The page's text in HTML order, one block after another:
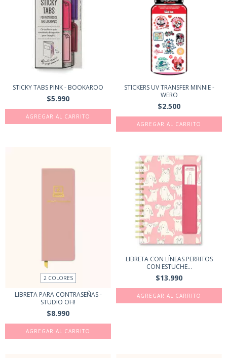
STICKY TABS PINK - BOOKAROO
$5.990
STICKERS UV TRANSFER MINNIE -
WERO
$2.500
2 COLORES
LIBRETA PARA CONTRASEÑAS -
STUDIO OH!
$8.990
AGREGAR AL CARRITO
LIBRETA CON LÍNEAS PERRITOS
CON ESTUCHE...
$13.990